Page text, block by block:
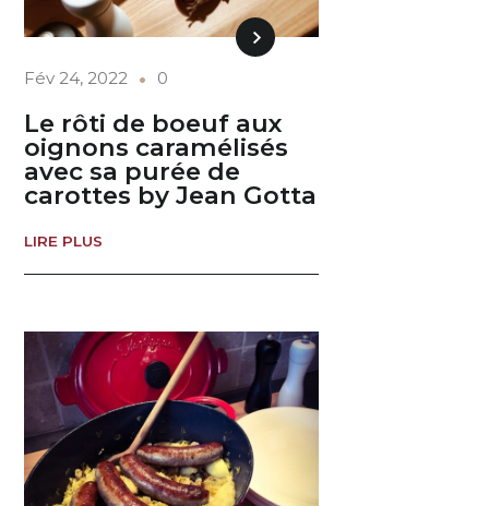
Fév 24, 2022 0
Le rôti de boeuf aux
oignons caramélisés
avec sa purée de
carottes by Jean Gotta
LIRE PLUS